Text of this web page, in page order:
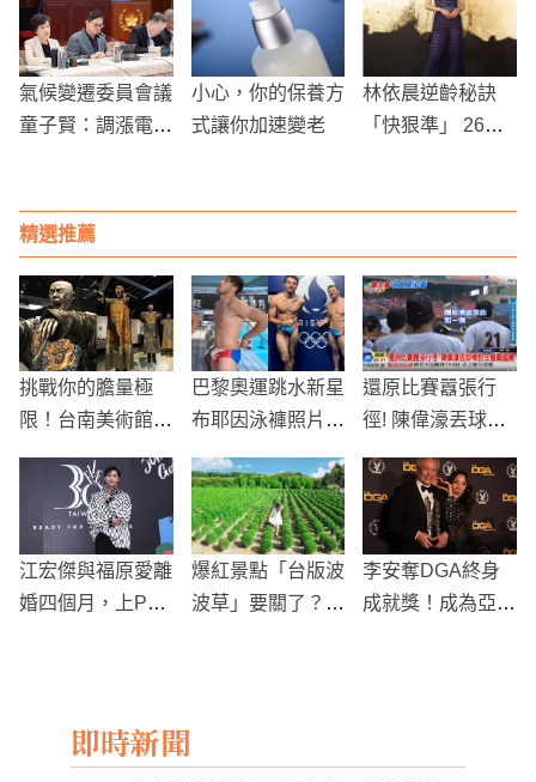
禮、邱子恩遭收押
禁見
人法庭爆衝突
氣候變遷委員會議
童子賢：調漲電價
小心，你的保養方
式讓你加速變老
林依晨逆齡秘訣
「快狠準」 26歲
精選推薦
挑戰你的膽量極
限！台南美術館
魂》特展即將登場
巴黎奧運跳水新星
布耶因泳褲照片引
選手的魅力與成就
還原比賽囂張行
徑! 陳偉濠丟球棒
江宏傑與福原愛離
婚四個月，上Pod
爆紅景點「台版波
波草」要關了？這
李安奪DGA終身
成就獎！成為亞洲
即時新聞